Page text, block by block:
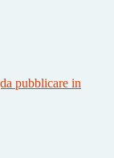
pubblicare in